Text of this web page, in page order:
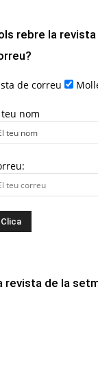
rebre la
de correu
teu nom
revista de la